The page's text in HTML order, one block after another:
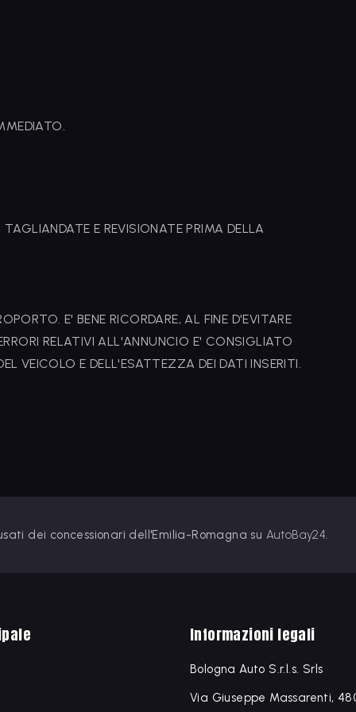
E REVISIONATE PRIMA DELLA
E' BENE RICORDARE, AL FINE D'EVITARE
RELATIVI ALL'ANNUNCIO E' CONSIGLIATO
VEICOLO E DELL'ESATTEZZA DEI DATI INSERITI.
dei concessionari dell'Emilia-Romagna su AutoBay24.
Informazioni legali
Bologna Auto S.r.l.s. Srls
Via Giuseppe Massarenti,